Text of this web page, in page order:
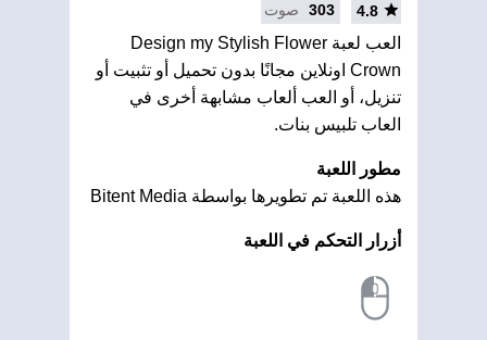
4.8
303 صوت
العب لعبة Design my Stylish Flower
Crown اونلاين مجانًا بدون تحميل أو تثبيت أو
تنزيل، أو العب ألعاب مشابهة أخرى في
العاب تلبيس بنات.
مطور اللعبة
هذه اللعبة تم تطويرها بواسطة Bitent Media
أزرار التحكم في اللعبة